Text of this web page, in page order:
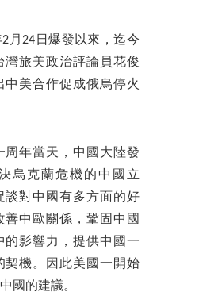
月24日爆發以來，迄今
灣旅美政治評論員花俊
中美合作促成俄烏停火
周年當天，中國大陸發
烏克蘭危機的中國立
談對中國有多方面的好
善中歐關係，鞏固中國
的影響力，提供中國一
契機。因此美國一開始
國的建議。